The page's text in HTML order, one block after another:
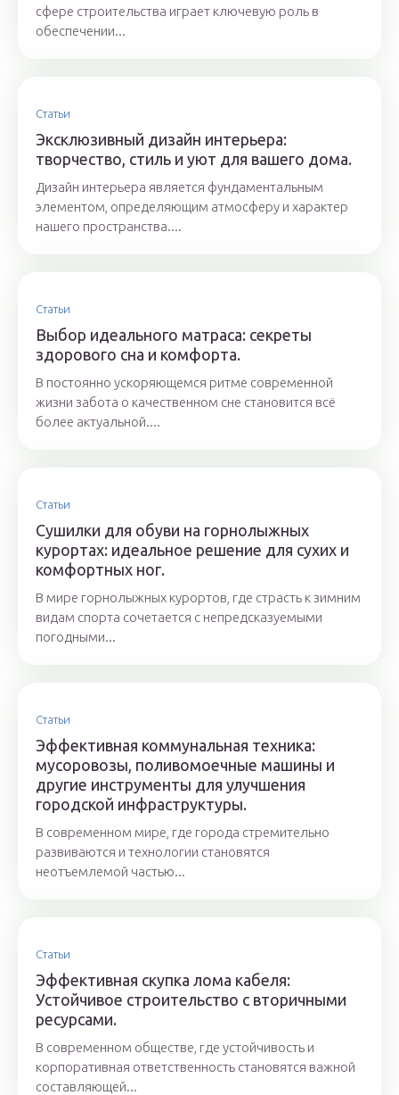
сфере строительства играет ключевую роль в
обеспечении...
Статьи
Эксклюзивный дизайн интерьера:
творчество, стиль и уют для вашего дома.
Дизайн интерьера является фундаментальным
элементом, определяющим атмосферу и характер
нашего пространства....
Статьи
Выбор идеального матраса: секреты
здорового сна и комфорта.
В постоянно ускоряющемся ритме современной
жизни забота о качественном сне становится всё
более актуальной....
Статьи
Сушилки для обуви на горнолыжных
курортах: идеальное решение для сухих и
комфортных ног.
В мире горнолыжных курортов, где страсть к зимним
видам спорта сочетается с непредсказуемыми
погодными...
Статьи
Эффективная коммунальная техника:
мусоровозы, поливомоечные машины и
другие инструменты для улучшения
городской инфраструктуры.
В современном мире, где города стремительно
развиваются и технологии становятся
неотъемлемой частью...
Статьи
Эффективная скупка лома кабеля:
Устойчивое строительство с вторичными
ресурсами.
В современном обществе, где устойчивость и
корпоративная ответственность становятся важной
составляющей...